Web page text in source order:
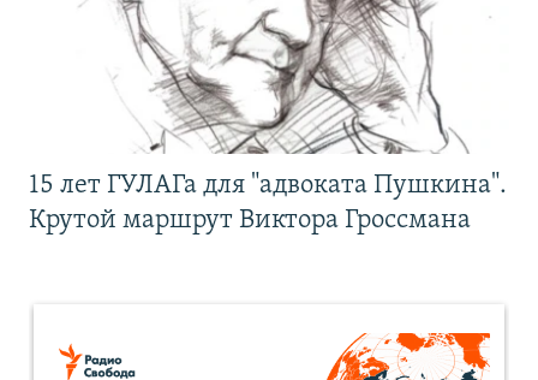
15 лет ГУЛАГа для "адвоката Пушкина".
Крутой маршрут Виктора Гроссмана